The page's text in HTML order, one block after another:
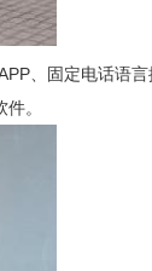
、固定电话语言
。